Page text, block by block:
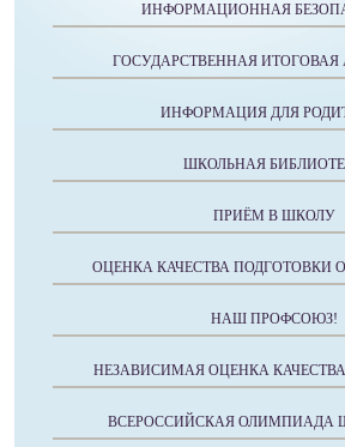
ИНФОРМАЦИОННАЯ
ГОСУДАРСТВЕННАЯ ИТОГОВАЯ
ИНФОРМАЦИЯ ДЛЯ
ШКОЛЬНАЯ
ПРИЁМ В ШКОЛУ
ОЦЕНКА КАЧЕСТВА
НАШ ПРОФСОЮЗ!
НЕЗАВИСИМАЯ ОЦЕНКА
ВСЕРОССИЙСКАЯ ОЛИМПИАДА